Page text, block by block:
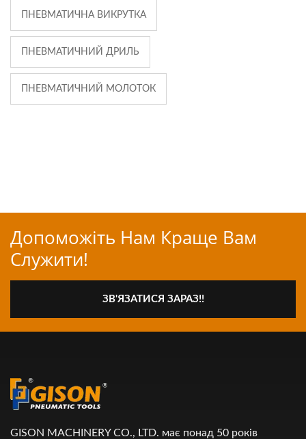
ПНЕВМАТИЧНА ВИКРУТКА
ПНЕВМАТИЧНИЙ ДРИЛЬ
ПНЕВМАТИЧНИЙ МОЛОТОК
Допоможіть Нам Краще Вам
Служити!
ЗВ'ЯЗАТИСЯ ЗАРАЗ!!
GISON MACHINERY CO., LTD. має понад 50 років